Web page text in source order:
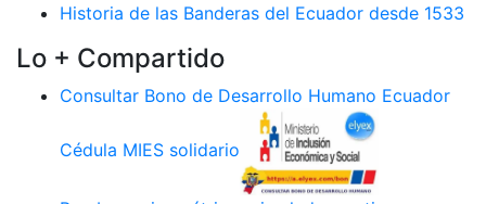
Historia de las Banderas del Ecuador desde 1533
Lo + Compartido
Consultar Bono de Desarrollo Humano Ecuador
Cédula MIES solidario